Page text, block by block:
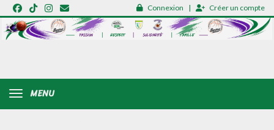
Connexion Créer un compte
MENU
Panneau de gestion des cookies